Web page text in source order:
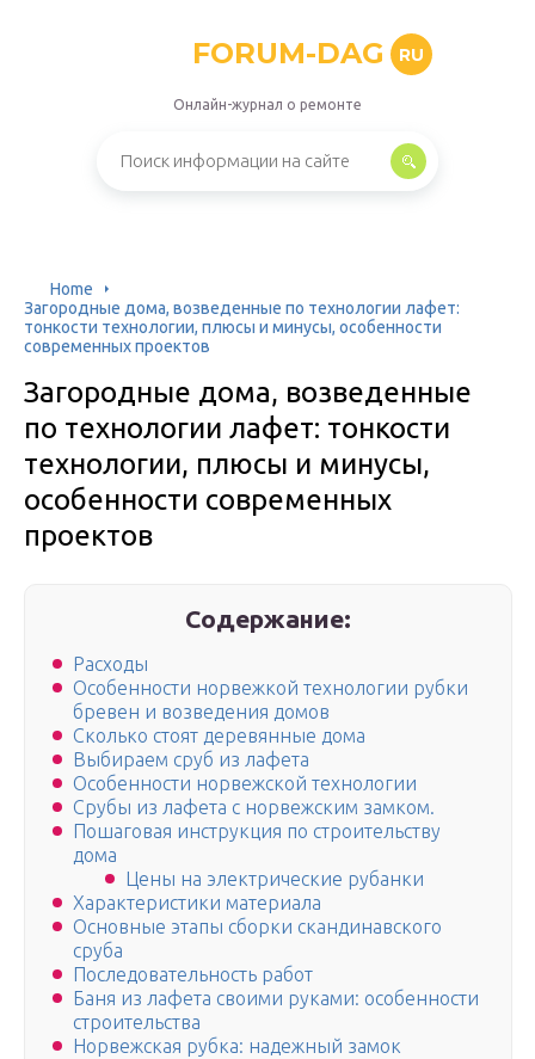
FORUM-DAG RU
Онлайн-журнал о ремонте
Home
Загородные дома, возведенные по технологии лафет:
тонкости технологии, плюсы и минусы, особенности
современных проектов
Загородные дома, возведенные
по технологии лафет: тонкости
технологии, плюсы и минусы,
особенности современных
проектов
Содержание:
Расходы
Особенности норвежкой технологии рубки
бревен и возведения домов
Сколько стоят деревянные дома
Выбираем сруб из лафета
Особенности норвежской технологии
Срубы из лафета с норвежским замком.
Пошаговая инструкция по строительству
дома
Цены на электрические рубанки
Характеристики материала
Основные этапы сборки скандинавского
сруба
Последовательность работ
Баня из лафета своими руками: особенности
строительства
Норвежская рубка: надежный замок